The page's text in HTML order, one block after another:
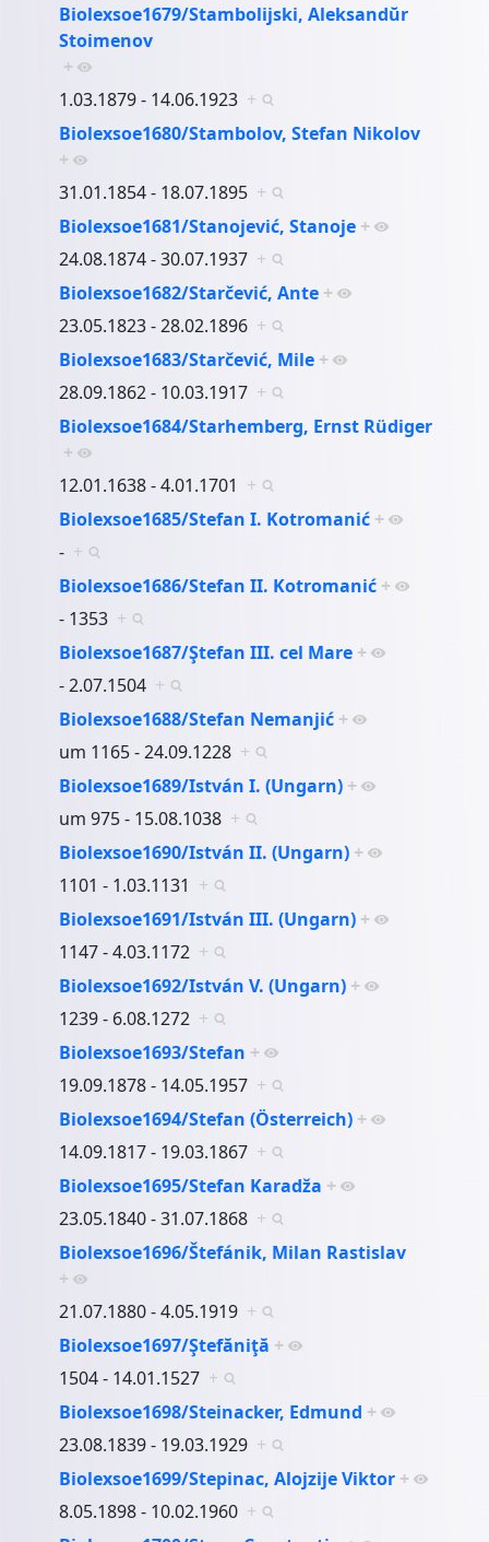
Biolexsoe1679/Stambolijski, Aleksandŭr
Stoimenov
+
1.03.1879 - 14.06.1923 +
Biolexsoe1680/Stambolov, Stefan Nikolov
+
31.01.1854 - 18.07.1895 +
Biolexsoe1681/Stanojević, Stanoje +
24.08.1874 - 30.07.1937 +
Biolexsoe1682/Starčević, Ante +
23.05.1823 - 28.02.1896 +
Biolexsoe1683/Starčević, Mile +
28.09.1862 - 10.03.1917 +
Biolexsoe1684/Starhemberg, Ernst Rüdiger
+
12.01.1638 - 4.01.1701 +
Biolexsoe1685/Stefan I. Kotromanić +
- +
Biolexsoe1686/Stefan II. Kotromanić +
- 1353 +
Biolexsoe1687/Ştefan III. cel Mare +
- 2.07.1504 +
Biolexsoe1688/Stefan Nemanjić +
um 1165 - 24.09.1228 +
Biolexsoe1689/István I. (Ungarn) +
um 975 - 15.08.1038 +
Biolexsoe1690/István II. (Ungarn) +
1101 - 1.03.1131 +
Biolexsoe1691/István III. (Ungarn) +
1147 - 4.03.1172 +
Biolexsoe1692/István V. (Ungarn) +
1239 - 6.08.1272 +
Biolexsoe1693/Stefan +
19.09.1878 - 14.05.1957 +
Biolexsoe1694/Stefan (Österreich) +
14.09.1817 - 19.03.1867 +
Biolexsoe1695/Stefan Karadža +
23.05.1840 - 31.07.1868 +
Biolexsoe1696/Štefánik, Milan Rastislav
+
21.07.1880 - 4.05.1919 +
Biolexsoe1697/Ştefăniţă +
1504 - 14.01.1527 +
Biolexsoe1698/Steinacker, Edmund +
23.08.1839 - 19.03.1929 +
Biolexsoe1699/Stepinac, Alojzije Viktor +
8.05.1898 - 10.02.1960 +